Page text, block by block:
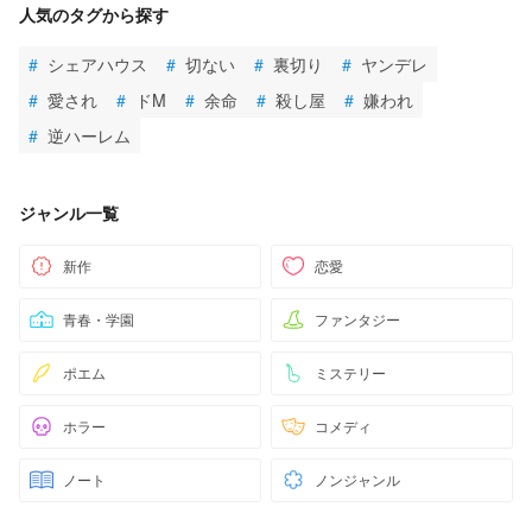
人気のタグから探す
# シェアハウス # 切ない # 裏切り # ヤンデレ
# 愛され # ドM # 余命 # 殺し屋 # 嫌われ
# 逆ハーレム
ジャンル一覧
新作 恋愛
青春・学園 ファンタジー
ポエム ミステリー
ホラー コメディ
ノート ノンジャンル